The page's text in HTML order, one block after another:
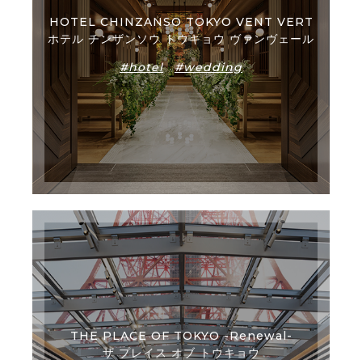
HOTEL CHINZANSO TOKYO VENT VERT
ホテル チンザンソウ トウキョウ ヴァンヴェール
#hotel
#wedding
THE PLACE OF TOKYO -Renewal-
ザ プレイス オブ トウキョウ